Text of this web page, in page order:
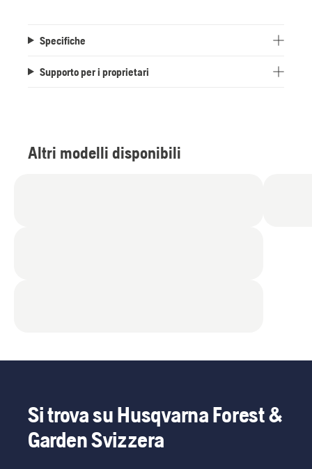
Specifiche
Supporto per i proprietari
Altri modelli disponibili
Si trova su Husqvarna Forest &
Garden Svizzera